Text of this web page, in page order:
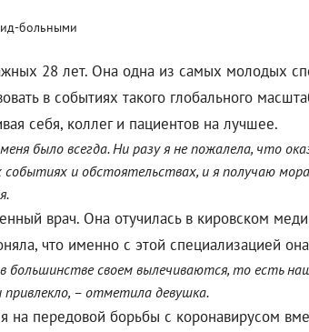
28 лет. Она одна из самых молодых
в событиях такого глобального
себя, коллег и пациентов на лучшее.
было всегда. Ни разу я не пожалела, что
событиях и обстоятельствах, и я получаю
врач. Она отучилась в кировском
что именно с этой специализацией
большинстве своем вылечиваются, то есть
привлекло, – отметила девушка.
на передовой борьбы с коронавирусом